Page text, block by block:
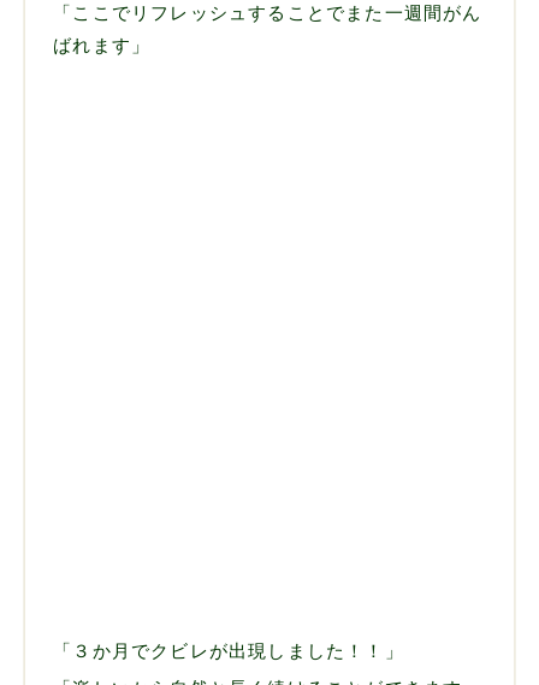
「ここでリフレッシュすることでまた一週間がん
ばれます」
「３か月でクビレが出現しました！！」